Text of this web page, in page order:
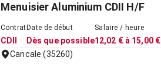
Menuisier Aluminium CDII H/F
Contrat
CDII
Date de début
Dès que possible
Salaire / heure
12,02 € à 15,00 €
Cancale (35260)